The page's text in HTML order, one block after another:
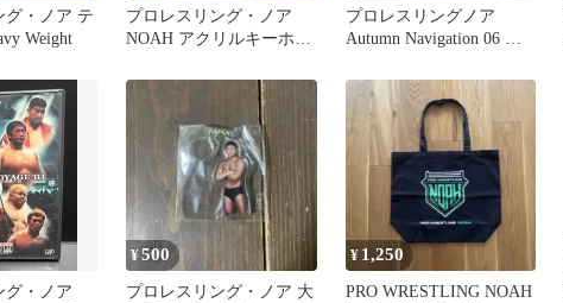
グ・ノア テ
Weight
プロレスリング・ノア
NOAH アクリルキーホル
プロレスリングノア
Autumn Navigation 06 日
グ・ノア
¥500
プロレスリング・ノア 大
¥ 1,250
PRO WRESTLING NOAH